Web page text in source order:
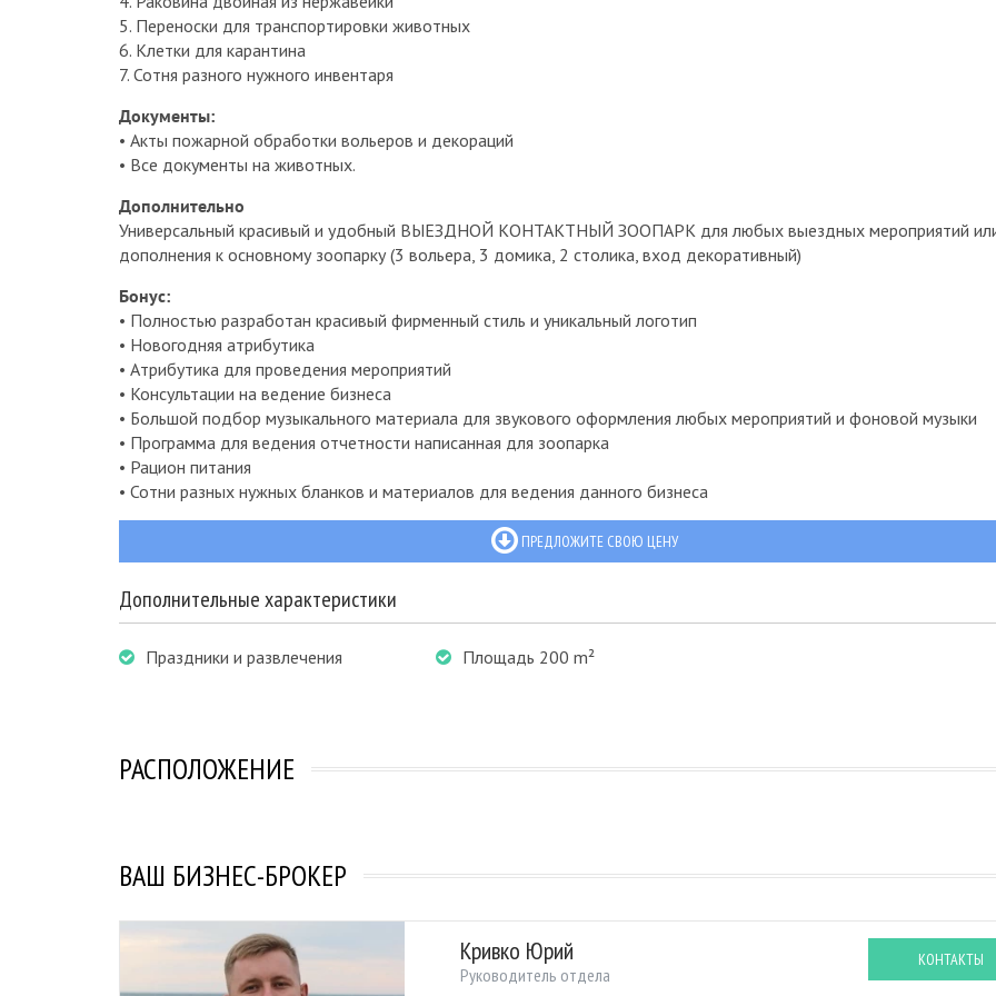
5. Переноски для транспортировки животных
6. Клетки для карантина
7. Сотня разного нужного инвентаря
Документы:
• Акты пожарной обработки вольеров и декораций
• Все документы на животных.
Дополнительно
Универсальный красивый и удобный ВЫЕЗДНОЙ КОНТАКТНЫЙ ЗООПАРК для любых выездных мероприятий
дополнения к основному зоопарку (3 вольера, 3 домика, 2 столика, вход декоративный)
Бонус:
• Полностью разработан красивый фирменный стиль и уникальный логотип
• Новогодняя атрибутика
• Атрибутика для проведения мероприятий
• Консультации на ведение бизнеса
• Большой подбор музыкального материала для звукового оформления любых мероприятий и фоновой музыки
• Программа для ведения отчетности написанная для зоопарка
• Рацион питания
• Сотни разных нужных бланков и материалов для ведения данного бизнеса
ПРЕДЛОЖИТЕ СВОЮ ЦЕНУ
Дополнительные характеристики
Праздники и развлечения Площадь 200 m²
РАСПОЛОЖЕНИЕ
ВАШ БИЗНЕС-БРОКЕР
Кривко Юрий
Руководитель отдела
КОНТАКТЫ